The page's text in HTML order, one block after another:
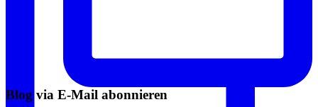
Blog via E-Mail abonnieren